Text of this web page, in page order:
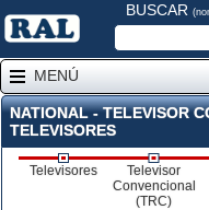
BUSCAR
MENÚ
NATIONAL - TELEVISOR
TELEVISORES
Televisores
Televisor
Convencional
(TRC)